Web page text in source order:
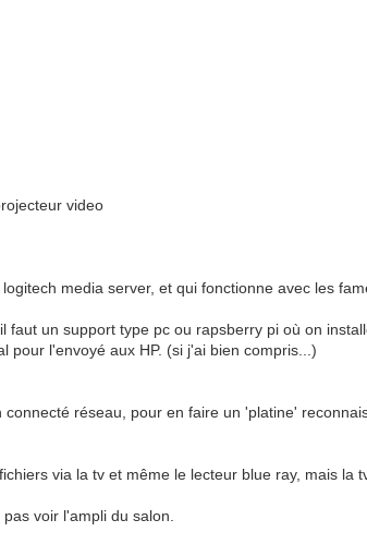
video
media server, et qui fonctionne avec les
faut un support type pc ou rapsberry pi où on
pour l'envoyé aux HP. (si j'ai bien compris...)
réseau, pour en faire un 'platine'
via la tv et même le lecteur blue ray, mais
voir l'ampli du salon.